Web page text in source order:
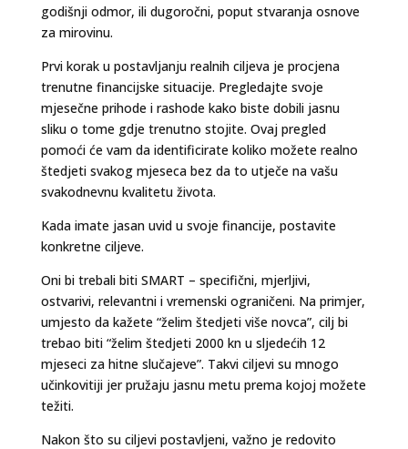
godišnji odmor, ili dugoročni, poput stvaranja osnove
za mirovinu.
Prvi korak u postavljanju realnih ciljeva je procjena
trenutne financijske situacije. Pregledajte svoje
mjesečne prihode i rashode kako biste dobili jasnu
sliku o tome gdje trenutno stojite. Ovaj pregled
pomoći će vam da identificirate koliko možete realno
štedjeti svakog mjeseca bez da to utječe na vašu
svakodnevnu kvalitetu života.
Kada imate jasan uvid u svoje financije, postavite
konkretne ciljeve.
Oni bi trebali biti SMART – specifični, mjerljivi,
ostvarivi, relevantni i vremenski ograničeni. Na primjer,
umjesto da kažete “želim štedjeti više novca”, cilj bi
trebao biti “želim štedjeti 2000 kn u sljedećih 12
mjeseci za hitne slučajeve”. Takvi ciljevi su mnogo
učinkovitiji jer pružaju jasnu metu prema kojoj možete
težiti.
Nakon što su ciljevi postavljeni, važno je redovito